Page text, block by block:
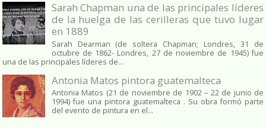
Sarah Chapman una de las principales líderes
de la huelga de las cerilleras que tuvo lugar
en 1889
Sarah Dearman (de soltera Chapman; Londres, 31 de
octubre de 1862​- Londres, 27 de noviembre de 1945)​ fue
una de las principales líderes de...
Antonia Matos pintora guatemalteca
Antonia Matos (21 de noviembre de 1902 – 22 de junio de
1994) fue una pintora guatemalteca . Su obra formó parte
del evento de pintura en el...